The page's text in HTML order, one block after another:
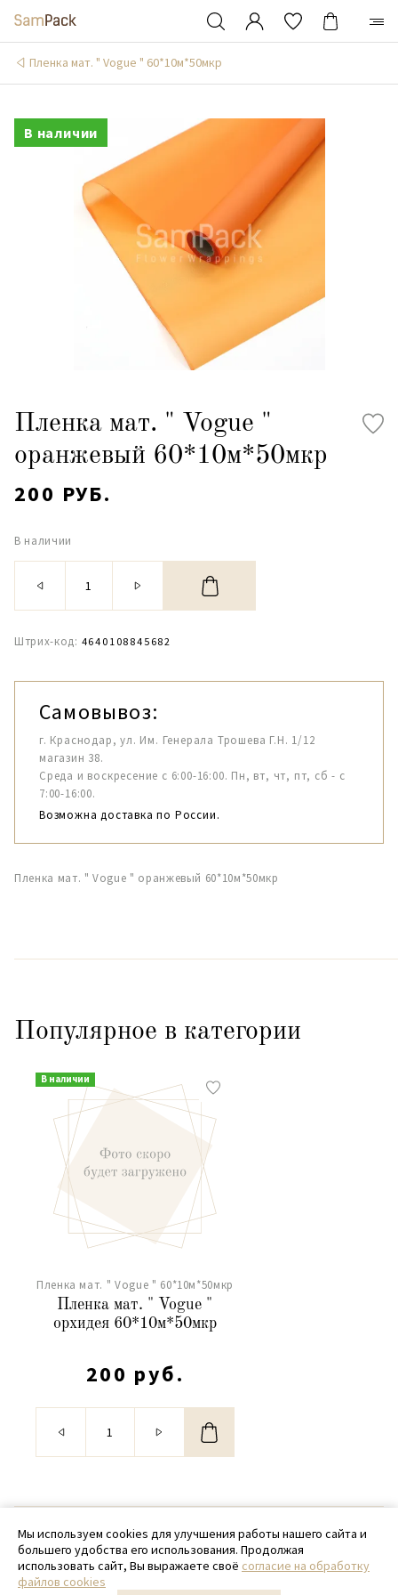
Пленка мат. " Vogue " 60*10м*50мкр
В наличии
Пленка мат. " Vogue "
оранжевый 60*10м*50мкр
200 РУБ.
В наличии
Штрих-код: 4640108845682
Самовывоз:
г. Краснодар, ул. Им. Генерала Трошева Г.Н. 1/12
магазин 38.
Среда и воскресение с 6:00-16:00. Пн, вт, чт, пт, сб - с
7:00-16:00.
Возможна доставка по России.
Пленка мат. " Vogue " оранжевый 60*10м*50мкр
Популярное в категории
В наличии
Пленка мат. " Vogue " 60*10м*50мкр
Пленка мат. " Vogue "
орхидея 60*10м*50мкр
200 руб.
© 2020 - 2026 SamPack
+ 7 (918) 699-97-87
zakaz@sampack.store
Мы используем cookies для улучшения работы нашего сайта и
большего удобства его использования. Продолжая
использовать сайт, Вы выражаете своё согласие на обработку
файлов cookies